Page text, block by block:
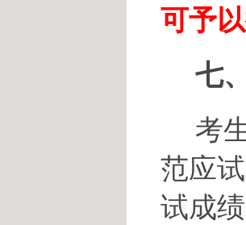
可予
七
考
范应
试成